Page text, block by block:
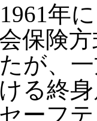
年
保険
が、
る終
ーフ